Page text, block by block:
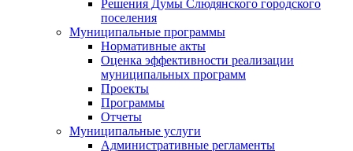
Решения Думы Слюдянского городского
поселения
Муниципальные программы
Нормативные акты
Оценка эффективности реализации
муниципальных программ
Проекты
Программы
Отчеты
Муниципальные услуги
Административные регламенты